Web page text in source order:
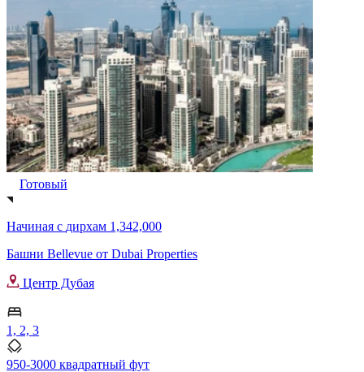
Готовый
Начиная с дирхам 1,342,000
Башни Bellevue от Dubai Properties
Центр Дубая
1, 2, 3
950-3000 квадратный фут